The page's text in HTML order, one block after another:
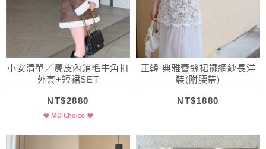
小安清單／麂皮內鋪毛牛角扣
外套+短裙SET
NT$2880
正韓 典雅蕾絲裙襬網紗長洋
裝(附腰帶)
NT$1880